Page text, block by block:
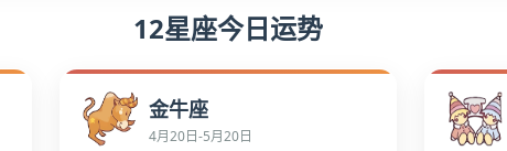
12星座今日运势
金牛座
4月20日-5月20日